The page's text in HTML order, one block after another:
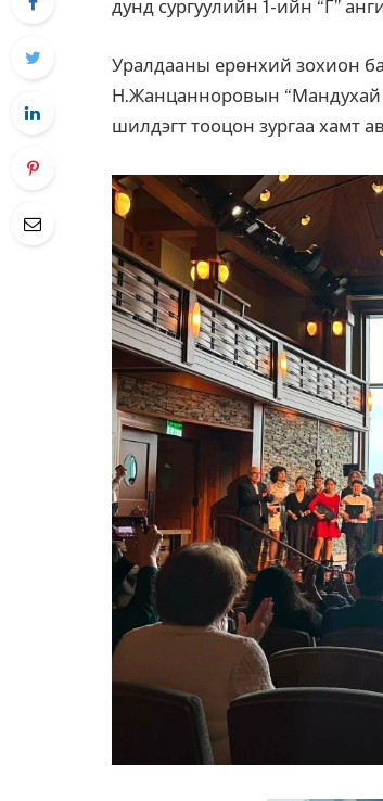
дунд сургуулийн 1-ийн “Г”
Уралдааны ерөнхий зохион
Н.Жанцанноровын “Мандухай
шилдэгт тооцон зургаа хамт